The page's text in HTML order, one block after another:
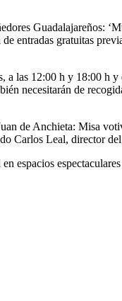
Guadalajareños:
entradas gratuitas
a las 12:00 h y 18:00 h
necesitarán de
de Anchieta: Misa
Carlos Leal, director
espacios